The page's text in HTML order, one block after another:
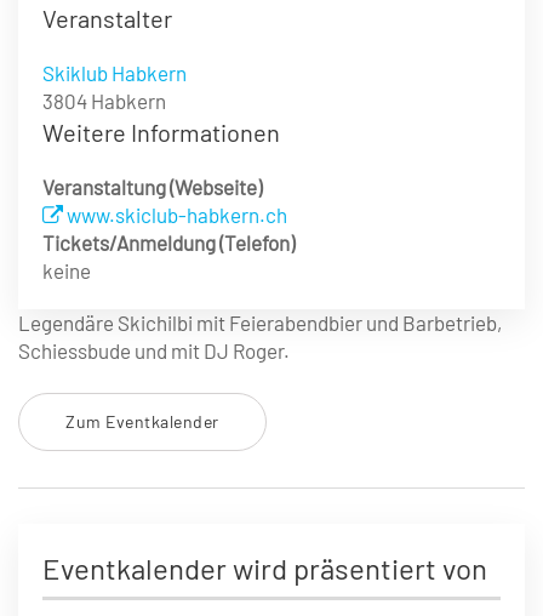
Veranstalter
Skiklub Habkern
3804 Habkern
Weitere Informationen
Veranstaltung (Webseite)
www.skiclub-habkern.ch
Tickets/Anmeldung (Telefon)
keine
Legendäre Skichilbi mit Feierabendbier und Barbetrieb,
Schiessbude und mit DJ Roger.
Zum Eventkalender
Eventkalender wird präsentiert von